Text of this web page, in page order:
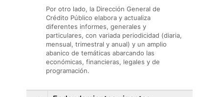
Por otro lado, la Dirección General de
Crédito Público elabora y actualiza
diferentes informes, generales y
particulares, con variada periodicidad (diaria,
mensual, trimestral y anual) y un amplio
abanico de temáticas abarcando las
económicas, financieras, legales y de
programación.